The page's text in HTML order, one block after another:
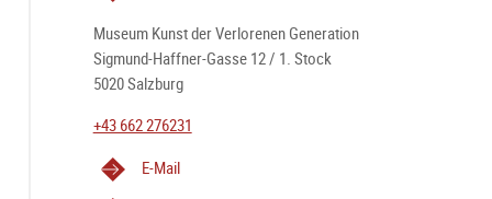
Museum Kunst der Verlorenen Generation
Sigmund-Haffner-Gasse 12 / 1. Stock
5020 Salzburg
+43 662 276231
E-Mail